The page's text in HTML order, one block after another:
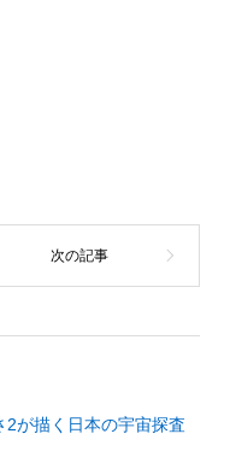
が描く日本の宇宙探査